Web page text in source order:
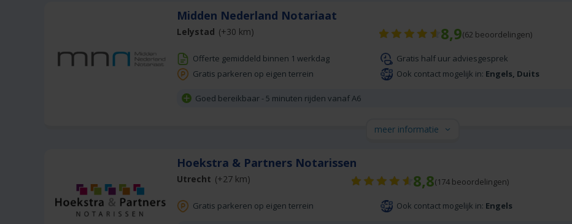
Midden Nederland Notariaat
8,9(62 beoordelingen)
Lelystad (+30 km)
Offerte gemiddeld binnen 1 werkdag
Gratis half uur adviesgesprek
Gratis parkeren op eigen terrein
Ook contact mogelijk in: Engels, Duits
Goed bereikbaar - 5 minuten rijden vanaf A6
meer informatie
Hoekstra & Partners Notarissen
8,8(174 beoordelingen)
Utrecht (+27 km)
Gratis parkeren op eigen terrein Ook contact mogelijk in: Engels